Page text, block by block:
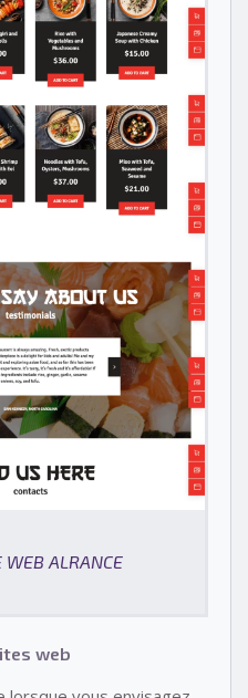
WEB ALRANCE
web